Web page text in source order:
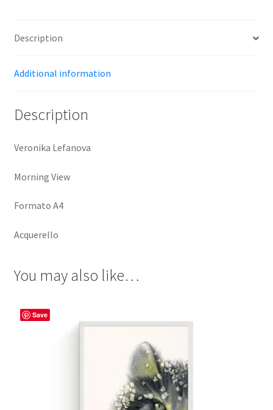
Description
Additional information
Description
Veronika Lefanova
Morning View
Formato A4
Acquerello
You may also like…
Save